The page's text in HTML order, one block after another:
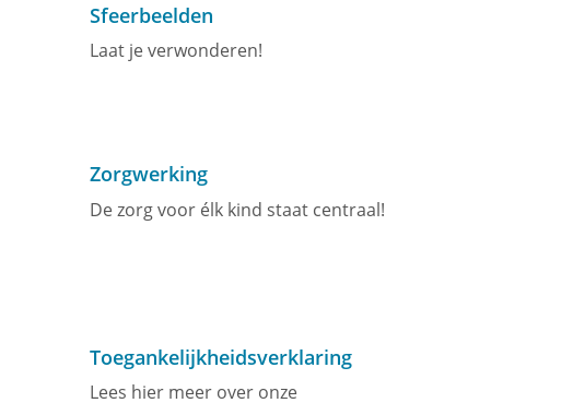
Sfeerbeelden
Laat je verwonderen!
Zorgwerking
De zorg voor élk kind staat centraal!
Toegankelijkheidsverklaring
Lees hier meer over onze